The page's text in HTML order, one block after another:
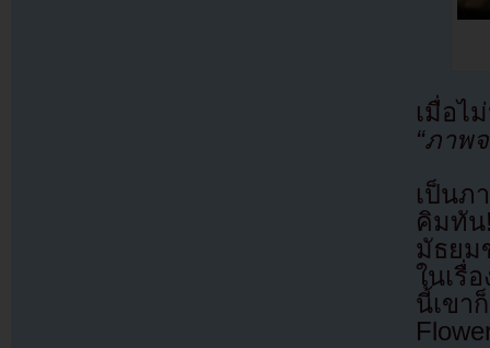
เมื่อไ
“ภาพ
เป็นภ
คิมทัน
มัธยม
ในเรื่
นี้เขา